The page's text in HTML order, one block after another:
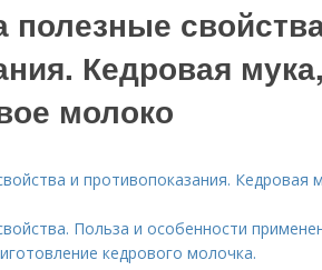
полезные
Кедровая
молоко
и противопоказания. Кедровая
Польза и особенности
кедрового молочка.